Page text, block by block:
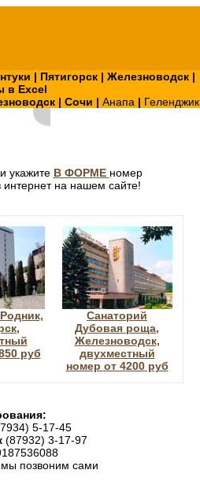
| Пятигорск| Железноводск|
в Excel
| Сочи | Анапа | Геленджик
укажите В ФОРМЕ номер
интернет на нашем сайте!
руб
Санаторий
Дубовая роща,
Железноводск,
двухместный
номер от 4200 руб
5-17-45
(87932) 3-17-97
, мы позвоним сами